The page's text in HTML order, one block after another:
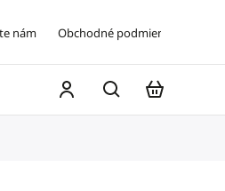
nám Obchodné podmienky